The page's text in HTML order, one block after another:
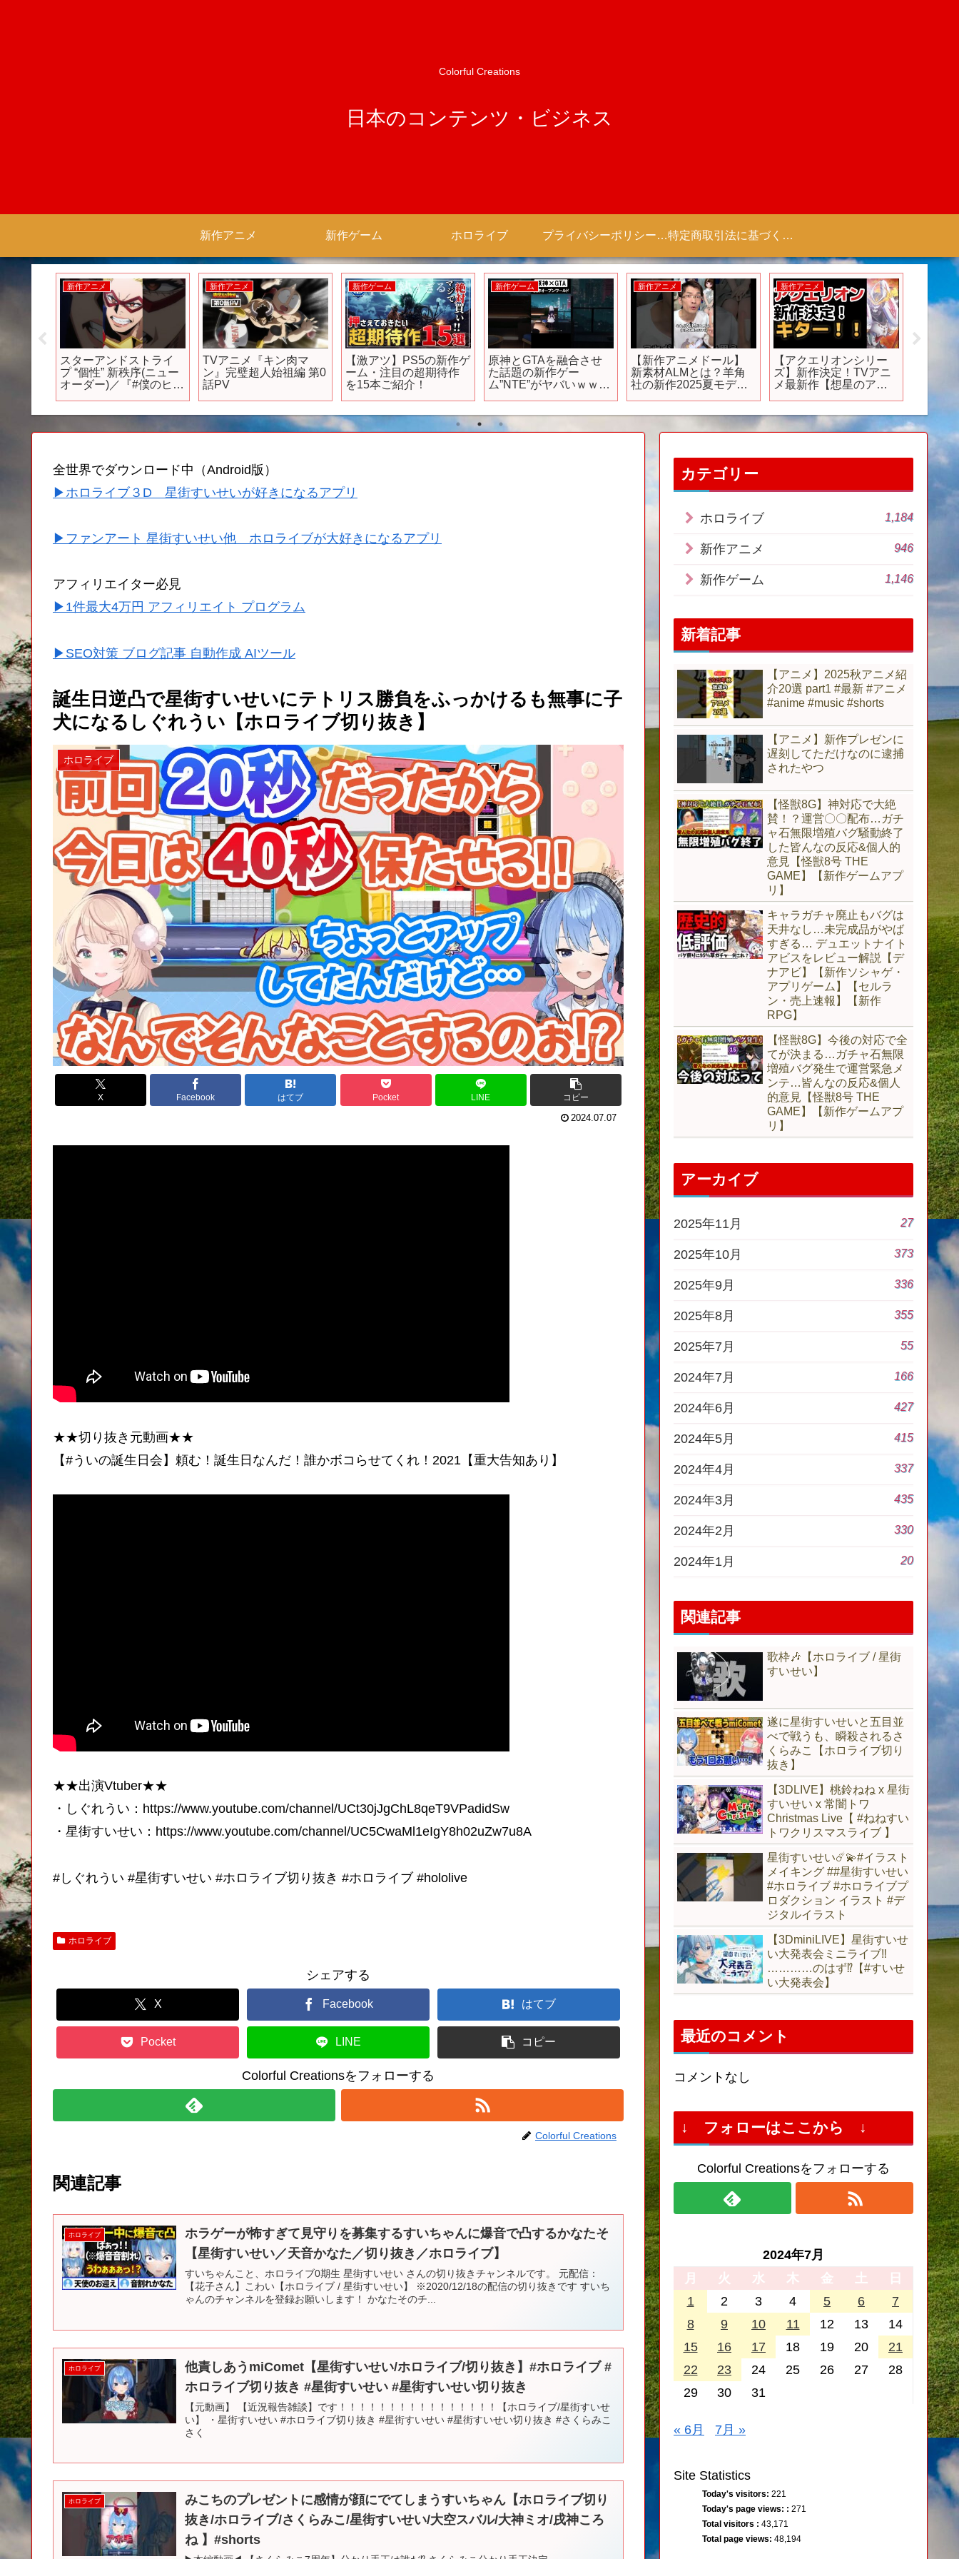
Colorful Creations
日本のコンテンツ・ビジネス
新作アニメ 新作ゲーム ホロライブ プライバシーポリシー 【Colorful Creation】 特定商取引法に基づく表記（商取引に関する開示）
新作アニメ
スターアンドストライ
プ “個性” 新秩序(ニュー
オーダー)／『#僕のヒー
曜夕方5:30放送中
新作アニメ
TVアニメ『キン肉マ
ン』完璧超人始祖編 第0
話PV
新作ゲーム
【激アツ】PS5の新作ゲ
ーム・注目の超期待作
を15本ご紹介！
新作ゲーム
原神とGTAを融合させ
た話題の新作ゲー
ム”NTE”がヤバいｗｗ
新作ゲーム #ゲーム #ナ
カイド #ゲーム実況
新作アニメ
【新作アニメドール】
新素材ALMとは？羊角
社の新作2025夏モデル
新作アニメ
【アクエリオンシリー
ズ】新作決定！TVアニ
メ最新作【想星のアク
とめて
全世界でダウンロード中（Android版）
▶ホロライブ３D 星街すいせいが好きになるアプリ
▶ファンアート 星街すいせい他 ホロライブが大好きになるアプリ
アフィリエイター必見
▶1件最大4万円 アフィリエイト プログラム
▶SEO対策 ブログ記事 自動作成 AIツール
誕生日逆凸で星街すいせいにテトリス勝負をふっかけるも無事に子
犬になるしぐれうい【ホロライブ切り抜き】
ホロライブ
X Facebook はてブ Pocket LINE コピー
2024.07.07
★★切り抜き元動画★★
【#ういの誕生日会】頼む！誕生日なんだ！誰かボコらせてくれ！2021【重大告知あり】
★★出演Vtuber★★
・しぐれうい：https://www.youtube.com/channel/UCt30jJgChL8qeT9VPadidSw
・星街すいせい：https://www.youtube.com/channel/UC5CwaMl1eIgY8h02uZw7u8A
#しぐれうい #星街すいせい #ホロライブ切り抜き #ホロライブ #hololive
ホロライブ
シェアする
X Facebook はてブ
Pocket LINE コピー
Colorful Creationsをフォローする
Colorful Creations
関連記事
ホロライブ
ホラゲーが怖すぎて見守りを募集するすいちゃんに爆音で凸するかなたそ
【星街すいせい／天音かなた／切り抜き／ホロライブ】
すいちゃんこと、ホロライブ0期生 星街すいせい さんの切り抜きチャンネルです。 元配信：
【花子さん】こわい【ホロライブ / 星街すいせい】 ※2020/12/18の配信の切り抜きです すいち
ゃんのチャンネルを登録お願いします！ かなたそのチ...
ホロライブ
他責しあうmiComet【星街すいせい/ホロライブ/切り抜き】#ホロライブ #
ホロライブ切り抜き #星街すいせい #星街すいせい切り抜き
【元動画】 【近況報告雑談】です！！！！！！！！！！！！！！！！【ホロライブ/星街すいせ
い】 ・星街すいせい #ホロライブ切り抜き #星街すいせい #星街すいせい切り抜き #さくらみこ
さく
ホロライブ
みこちのプレゼントに感情が顔にでてしまうすいちゃん【ホロライブ切り
抜き/ホロライブ/さくらみこ/星街すいせい/大空スバル/大神ミオ/戌神ころ
ね 】#shorts
カテゴリー
ホロライブ 1,184
新作アニメ 946
新作ゲーム 1,146
新着記事
【アニメ】2025秋アニメ紹
介20選 part1 #最新 #アニメ
#anime #music #shorts
【アニメ】新作プレゼンに
遅刻してただけなのに逮捕
されたやつ
【怪獣8G】神対応で大絶
賛！？運営〇〇配布…ガチ
ャ石無限増殖バグ騒動終了
した皆んなの反応&個人的
意見【怪獣8号 THE
GAME】【新作ゲームアプ
リ】
キャラガチャ廃止もバグは
天井なし…未完成品がやば
すぎる… デュエットナイト
アビスをレビュー解説【デ
ナアビ】【新作ソシャゲ・
アプリゲーム】【セルラ
ン・売上速報】【新作
RPG】
【怪獣8G】今後の対応で全
てが決まる…ガチャ石無限
増殖バグ発生で運営緊急メ
ンテ…皆んなの反応&個人
的意見【怪獣8号 THE
GAME】【新作ゲームアプ
リ】
アーカイブ
2025年11月 27
2025年10月 373
2025年9月 336
2025年8月 355
2025年7月 55
2024年7月 166
2024年6月 427
2024年5月 415
2024年4月 337
2024年3月 435
2024年2月 330
2024年1月 20
関連記事
歌枠🎶【ホロライブ / 星街
すいせい】
遂に星街すいせいと五目並
べで戦うも、瞬殺されるさ
くらみこ【ホロライブ切り
抜き】
【3DLIVE】桃鈴ねね x 星街
すいせい x 常闇トワ
Christmas Live【 #ねねすい
トワクリスマスライブ 】
星街すいせい☄️💫#イラスト
メイキング ##星街すいせい
#ホロライブ #ホロライブプ
ロダクション イラスト #デ
ジタルイラスト
【3DminiLIVE】星街すいせ
い大発表会ミニライブ‼
…………のはず⁉【#すいせ
い大発表会】
最近のコメント
コメントなし
↓ フォローはここから ↓
Colorful Creationsをフォローする
2024年7月
月
火 水 木 金 土
日
1
2 3 4 5 6
7
8
9 10 11 12 13
14
15
16 17 18 19 20
21
22
23 24 25 26 27
28
29
30 31
« 6月 7月 »
Site Statistics
Today's visitors: 221
Today's page views: : 271
Total visitors : 43,171
Total page views: 48,194